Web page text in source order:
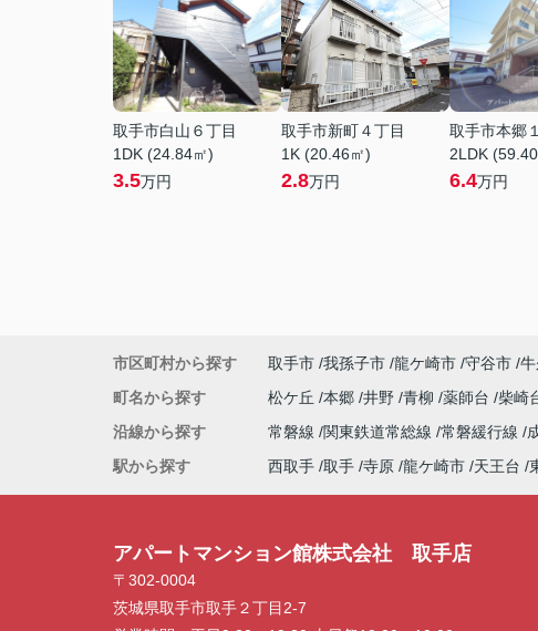
取手市白山６丁目
1DK (24.84㎡)
3.5万円
取手市新町４丁目
1K (20.46㎡)
2.8万円
取手市本郷
2LDK
6.4万円
市区町村から探す 取手市 我孫子市 龍ケ崎市 守谷市
町名から探す
松ケ丘 本郷 井野 青柳 薬師台 柴崎
沿線から探す
常磐線 関東鉄道常総線 常磐緩行線
駅から探す
西取手 取手 寺原 龍ケ崎市 天王台
アパートマンション館株式会社 取手店
〒302-0004
茨城県取手市取手２丁目2-7